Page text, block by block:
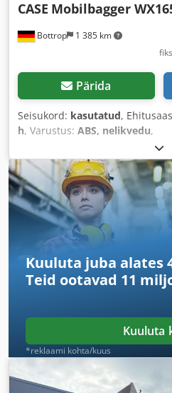
Bottrop 1 385 km
CASE Mobilbagger
Pärida
Seisukord: kasutatud,
h, Varustus: ABS, nelikvedu,
Kuuluta juba alates
Teid ootavad 11
Kuuluta
*reklaami kohta/kuus